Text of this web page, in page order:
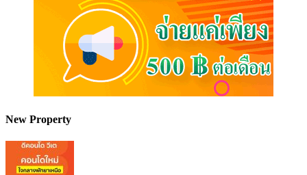
New Property